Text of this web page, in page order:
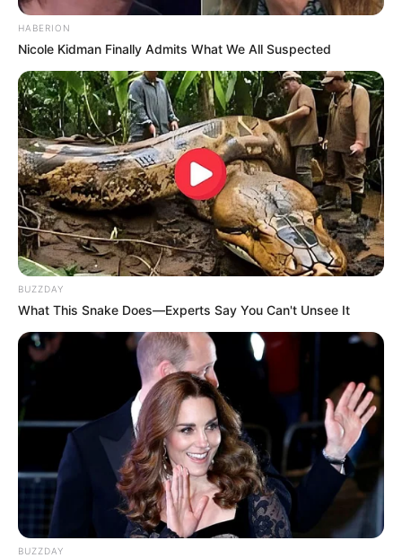
EDITAL-SAÚDE COM AGENTE: Processo Seletivo para Ingresso
Brasil |CONACS|Associação
FNARAS|Solidariedade | Economia| Governo|Política | Fé
Ministério da Saúde|Agentes de
Saúde|Tecnologia |Saúde |Dinheiro
SHARE THIS Share it
Pin it
PUBLICAÇÕES RELACIONADAS
HABERION
Nicole Kidman Finally Admits What We All Suspected
BUZZDAY
What This Snake Does—Experts Say You Can't Unsee It
BUZZDAY